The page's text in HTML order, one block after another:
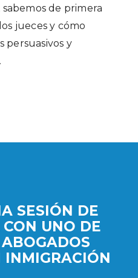
de primera
jueces y cómo
persuasivos y
SESIÓN DE
UNO DE
INMIGRACIÓN